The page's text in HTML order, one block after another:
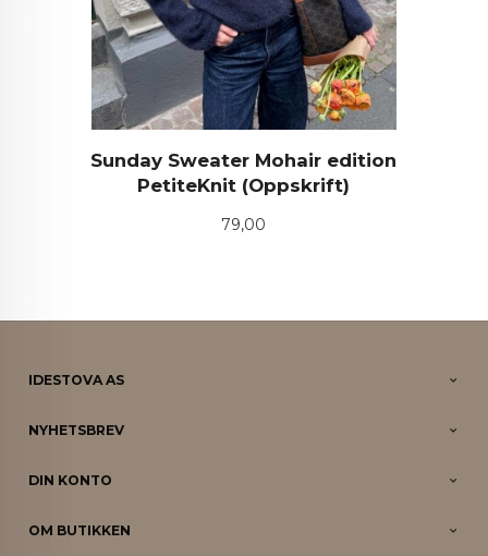
Sunday Sweater Mohair edition
PetiteKnit (Oppskrift)
Pris
79,00
IDESTOVA AS
NYHETSBREV
DIN KONTO
OM BUTIKKEN